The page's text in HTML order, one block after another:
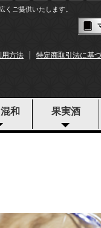
ご提供いたします。
特定商取引法に基
用方法
和 果実酒